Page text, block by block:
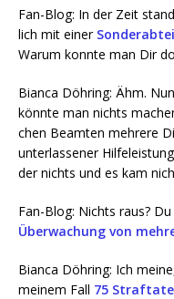
Fan-Blog: In der Zeit
lich mit einer
War­um konn­te man Dir
Bian­ca Döh­ring: Ähm.
könn­te man nichts
chen Beam­ten meh­re­re
unter­las­se­ner
der nichts und es kam
Fan-Blog: Nichts raus?
Über­wa­chung von
Bian­ca Döh­ring: Ich
mei­nem Fall 75